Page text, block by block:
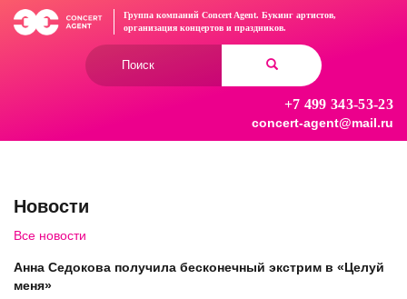
Перейти
Группа компаний Concert Agent. Букинг артистов,
организация концертов и праздников.
+7 499 343-53-23
concert-agent@mail.ru
Новости
Все новости
Анна Седокова получила бесконечный экстрим в «Целуй
меня»